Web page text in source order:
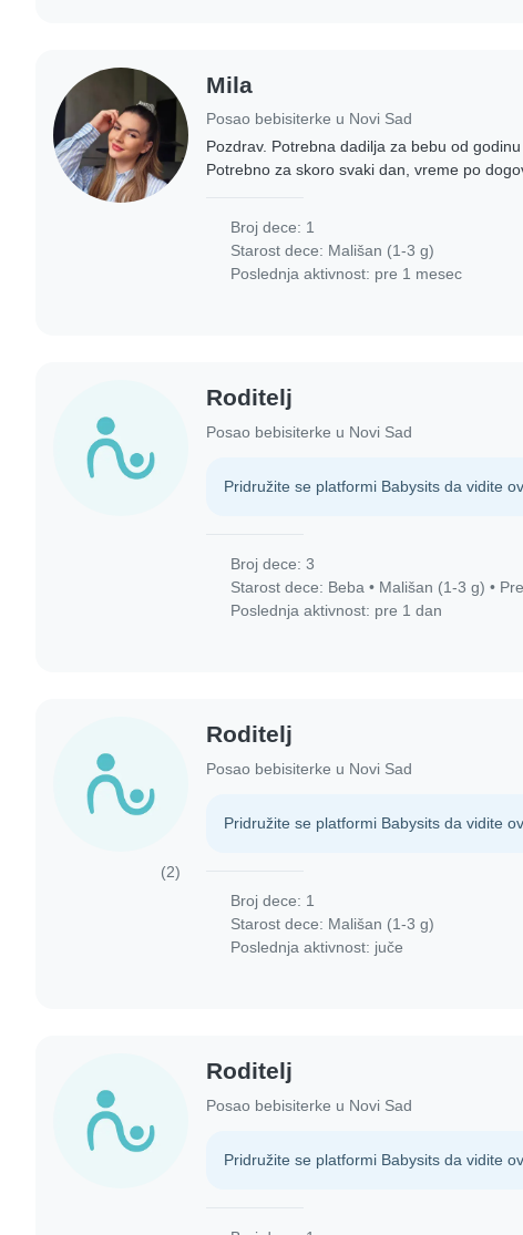
Mila
Posao bebisiterke u Novi Sad
Pozdrav. Potrebna dadilja za bebu od
Potrebno za skoro svaki dan, vreme po
Broj dece: 1
Starost dece: Mališan (1-3 g)
Poslednja aktivnost: pre 1 mesec
Roditelj
Posao bebisiterke u Novi Sad
Pridružite se platformi Babysits da vidite
Broj dece: 3
Starost dece: Beba • Mališan (1-3 g) •
Poslednja aktivnost: pre 1 dan
(2)
Roditelj
Posao bebisiterke u Novi Sad
Pridružite se platformi Babysits da vidite
Broj dece: 1
Starost dece: Mališan (1-3 g)
Poslednja aktivnost: juče
Roditelj
Posao bebisiterke u Novi Sad
Pridružite se platformi Babysits da vidite